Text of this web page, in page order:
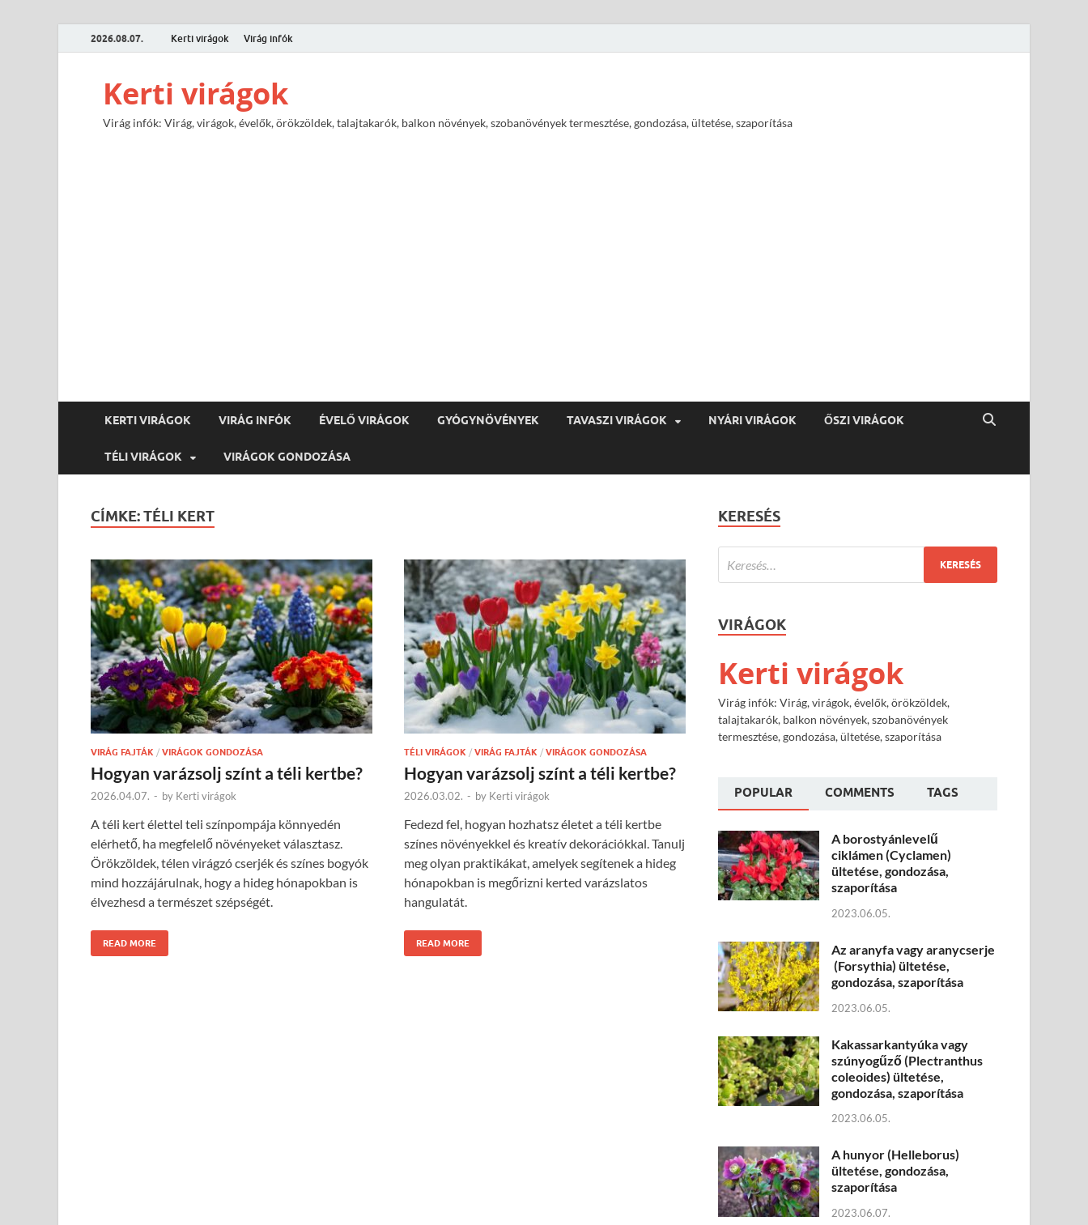
2026.08.07. Kerti virágok Virág infók
Kerti virágok
Virág infók: Virág, virágok, évelők, örökzöldek, talajtakarók, balkon növények, szobanövények termesztése, gondozása, ültetése, szaporítása
KERTI VIRÁGOK VIRÁG INFÓK ÉVELŐ VIRÁGOK GYÓGYNÖVÉNYEK TAVASZI VIRÁGOK NYÁRI VIRÁGOK ŐSZI VIRÁGOK
TÉLI VIRÁGOK VIRÁGOK GONDOZÁSA
CÍMKE:TÉLI KERT
VIRÁG FAJTÁK / VIRÁGOK GONDOZÁSA
Hogyan varázsolj színt a téli kertbe?
2026.04.07. - by Kerti virágok
A téli kert élettel teli színpompája könnyedén
elérhető, ha megfelelő növényeket választasz.
Örökzöldek, télen virágzó cserjék és színes bogyók
mind hozzájárulnak, hogy a hideg hónapokban is
élvezhesd a természet szépségét.
READ MORE
TÉLI VIRÁGOK / VIRÁG FAJTÁK / VIRÁGOK GONDOZÁSA
Hogyan varázsolj színt a téli kertbe?
2026.03.02. - by Kerti virágok
Fedezd fel, hogyan hozhatsz életet a téli kertbe
színes növényekkel és kreatív dekorációkkal. Tanulj
meg olyan praktikákat, amelyek segítenek a hideg
hónapokban is megőrizni kerted varázslatos
hangulatát.
READ MORE
KERESÉS
VIRÁGOK
Kerti virágok
Virág infók: Virág, virágok, évelők, örökzöldek,
talajtakarók, balkon növények, szobanövények
termesztése, gondozása, ültetése, szaporítása
POPULAR COMMENTS TAGS
A borostyánlevelű
ciklámen (Cyclamen)
ültetése, gondozása,
szaporítása
2023.06.05.
Az aranyfa vagy aranycserje
(Forsythia) ültetése,
gondozása, szaporítása
2023.06.05.
Kakassarkantyúka vagy
szúnyogűző (Plectranthus
coleoides) ültetése,
gondozása, szaporítása
2023.06.05.
A hunyor (Helleborus)
ültetése, gondozása,
szaporítása
2023.06.07.